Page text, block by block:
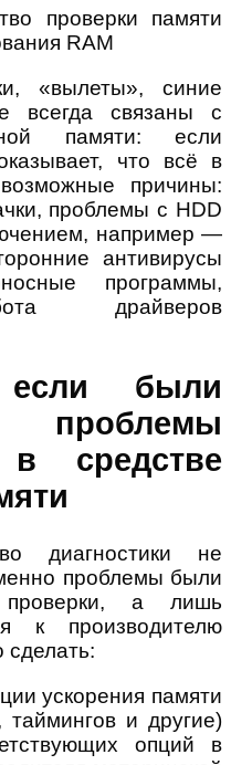
«вылеты», синие
всегда связаны с
памяти: если
что всё в
причины:
проблемы с HDD
например —
антивирусы
программы,
драйверов
были
проблемы
в средстве
диагностики не
проблемы были
а лишь
к производителю
ускорения памяти
таймингов и другие)
опций в